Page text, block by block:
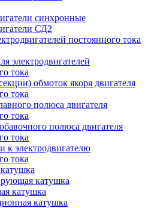
синхронные
СД2
постоянного тока
электродвигателей
тока
обмоток якоря двигателя
тока
полюса двигателя
тока
полюса двигателя
тока
к электродвигателю
тока
катушка
катушка
катушка